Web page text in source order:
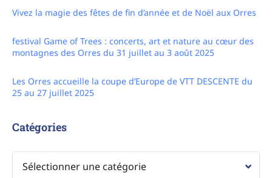
Vivez la magie des fêtes de fin d’année et de Noël aux Orres
festival Game of Trees : concerts, art et nature au cœur des
montagnes des Orres du 31 juillet au 3 août 2025
Les Orres accueille la coupe d’Europe de VTT DESCENTE du
25 au 27 juillet 2025
Catégories